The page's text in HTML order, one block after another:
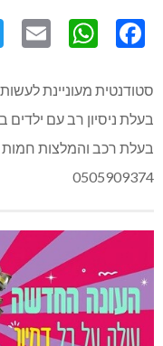
סטודנטית מעוניינת
בעלת ניסיון רב עם ילדים
בעלת רכב והמלצות חמות
0505909374